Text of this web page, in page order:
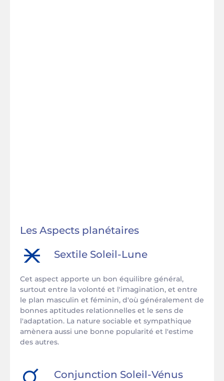
Les Aspects planétaires
Sextile Soleil-Lune
Cet aspect apporte un bon équilibre général,
surtout entre la volonté et l'imagination, et entre
le plan masculin et féminin, d'où généralement de
bonnes aptitudes relationnelles et le sens de
l'adaptation. La nature sociable et sympathique
amènera aussi une bonne popularité et l'estime
des autres.
Conjunction Soleil-Vénus